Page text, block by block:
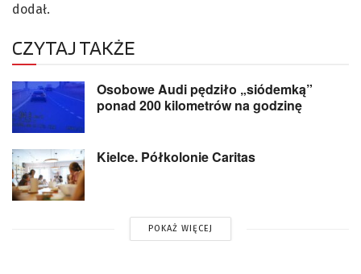
dodał.
CZYTAJ TAKŻE
Osobowe Audi pędziło „siódemką”
ponad 200 kilometrów na godzinę
Kielce. Półkolonie Caritas
POKAŻ WIĘCEJ